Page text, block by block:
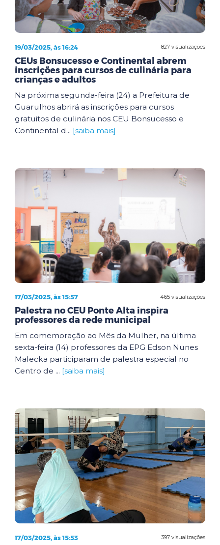
827 visualizações
19/03/2025, às 16:24
CEUs Bonsucesso e Continental abrem
inscrições para cursos de culinária para
crianças e adultos
Na próxima segunda-feira (24) a Prefeitura de
Guarulhos abrirá as inscrições para cursos
gratuitos de culinária nos CEU Bonsucesso e
Continental d... [saiba mais]
465 visualizações
17/03/2025, às 15:57
Palestra no CEU Ponte Alta inspira
professores da rede municipal
Em comemoração ao Mês da Mulher, na última
sexta-feira (14) professores da EPG Edson Nunes
Malecka participaram de palestra especial no
Centro de ... [saiba mais]
397 visualizações
17/03/2025, às 15:53